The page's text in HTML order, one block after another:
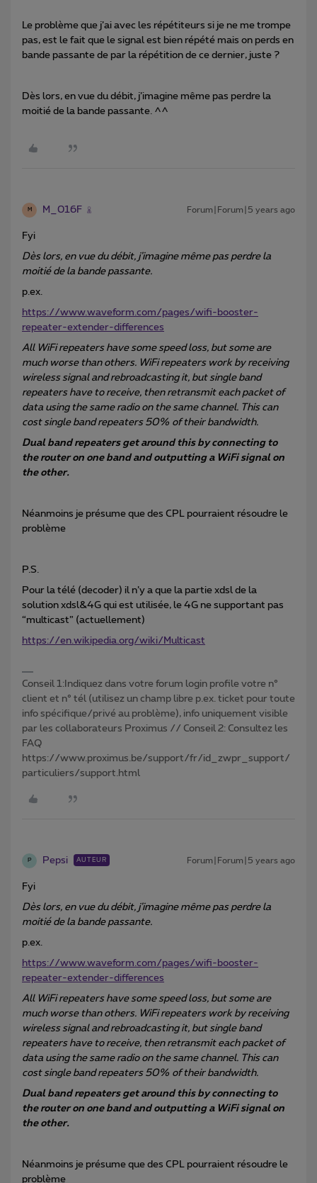
Le problème que j’ai avec les répétiteurs si je ne me trompe
pas, est le fait que le signal est bien répété mais on perds en
bande passante de par la répétition de ce dernier, juste ?
Dès lors, en vue du débit, j’imagine même pas perdre la
moitié de la bande passante. ^^
M M_016F Forum|Forum|5 years ago
Fyi
Dès lors, en vue du débit, j’imagine même pas perdre la
moitié de la bande passante.
p.ex.
https://www.waveform.com/pages/wifi-booster-
repeater-extender-differences
All WiFi repeaters have some speed loss, but some are
much worse than others. WiFi repeaters work by receiving
wireless signal and rebroadcasting it, but single band
repeaters have to receive, then retransmit each packet of
data using the same radio on the same channel. This can
cost single band repeaters 50% of their bandwidth.
Dual band repeaters get around this by connecting to
the router on one band and outputting a WiFi signal on
the other.
Néanmoins je présume que des CPL pourraient résoudre le
problème
P.S.
Pour la télé (decoder) il n’y a que la partie xdsl de la
solution xdsl&4G qui est utilisée, le 4G ne supportant pas
“multicast” (actuellement)
https://en.wikipedia.org/wiki/Multicast
Conseil 1:Indiquez dans votre forum login profile votre n°
client et n° tél (utilisez un champ libre p.ex. ticket pour toute
info spécifique/privé au problème), info uniquement visible
par les collaborateurs Proximus // Conseil 2: Consultez les
FAQ
https://www.proximus.be/support/fr/id_zwpr_support/
particuliers/support.html
P Pepsi AUTEUR Forum|Forum|5 years ago
Fyi
Dès lors, en vue du débit, j’imagine même pas perdre la
moitié de la bande passante.
p.ex.
https://www.waveform.com/pages/wifi-booster-
repeater-extender-differences
All WiFi repeaters have some speed loss, but some are
much worse than others. WiFi repeaters work by receiving
wireless signal and rebroadcasting it, but single band
repeaters have to receive, then retransmit each packet of
data using the same radio on the same channel. This can
cost single band repeaters 50% of their bandwidth.
Dual band repeaters get around this by connecting to
the router on one band and outputting a WiFi signal on
the other.
Néanmoins je présume que des CPL pourraient résoudre le
problème